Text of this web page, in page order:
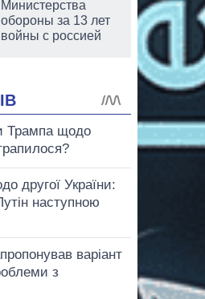
Министерства
обороны за 13 лет
войны с россией